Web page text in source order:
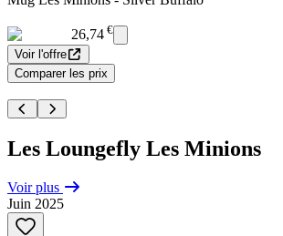
26,74 €
Voir l'offre
Comparer les prix
Les Loungefly Les Minions
Voir plus
Juin 2025